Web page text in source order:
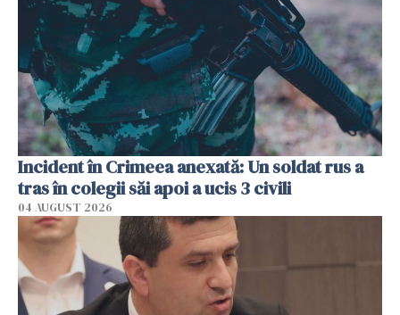
Incident în Crimeea anexată: Un soldat rus a
tras în colegii săi apoi a ucis 3 civili
04 AUGUST 2026